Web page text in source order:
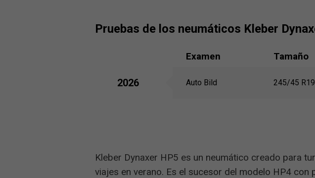
pruebas de los neumáticos Kleber
Examen Tamaño
2026 Auto Bild 245/45 R19
Kleber Dynaxer HP5 es un neumático creado para
viajes en verano. Es el sucesor del modelo HP4